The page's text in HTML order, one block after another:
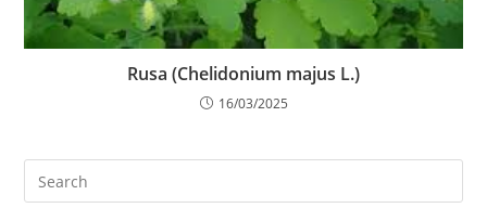
Rusa (Chelidonium majus L.)
16/03/2025